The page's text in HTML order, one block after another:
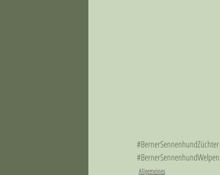
#BernerSennenhundZüchter
#BernerSennenhundWelpen
Allgemeines